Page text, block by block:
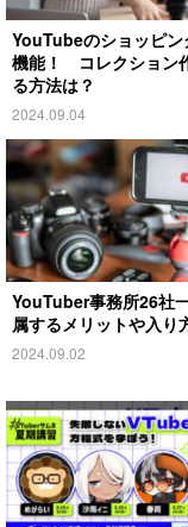
YouTubeのショッピン
機能！ コレクション
る方法は？
2024.09.04
YouTuber事務所26社
属するメリットや入り
2024.09.02